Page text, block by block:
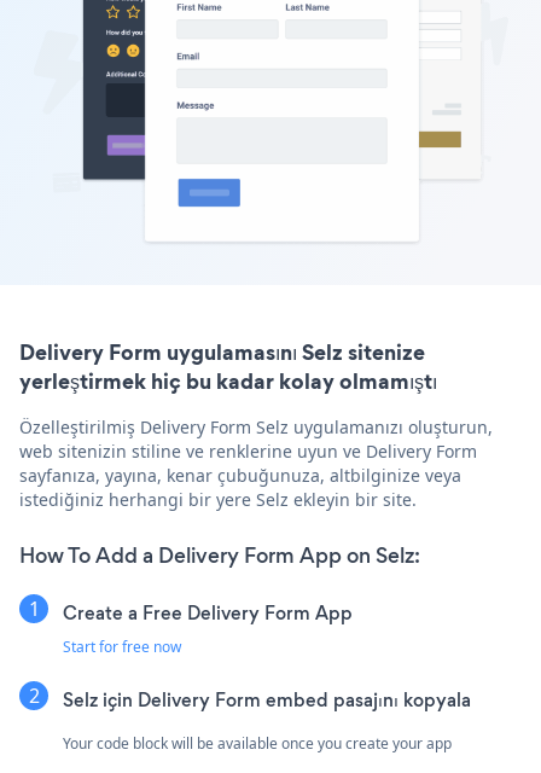
Delivery Form uygulamasını Selz sitenize
yerleştirmek hiç bu kadar kolay olmamıştı
Özelleştirilmiş Delivery Form Selz uygulamanızı oluşturun,
web sitenizin stiline ve renklerine uyun ve Delivery Form
sayfanıza, yayına, kenar çubuğunuza, altbilginize veya
istediğiniz herhangi bir yere Selz ekleyin bir site.
How To Add a Delivery Form App on Selz:
Create a Free Delivery Form App
Start for free now
Selz için Delivery Form embed pasajını kopyala
Your code block will be available once you create your app